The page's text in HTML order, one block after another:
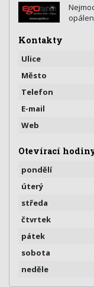
Kontakty
Ulice
Město
Telefon
E-mail
Web
Otevírací
pondělí
úterý
středa
čtvrtek
pátek
sobota
neděle